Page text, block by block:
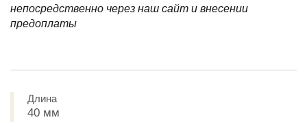
непосредственно через наш сайт и внесении
предоплаты
Длина
40 мм